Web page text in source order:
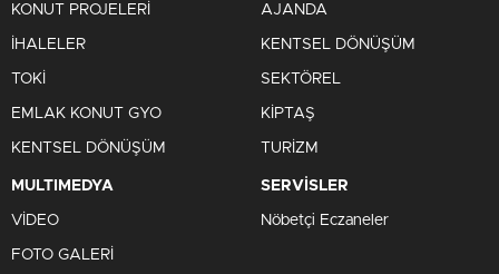
KONUT PROJELERİ
İHALELER
TOKİ
EMLAK KONUT GYO
KENTSEL DÖNÜŞÜM
AJANDA
KENTSEL DÖNÜŞÜM
SEKTÖREL
KİPTAŞ
TURİZM
MULTIMEDYA
VİDEO
FOTO GALERİ
SERVİSLER
Nöbetçi Eczaneler